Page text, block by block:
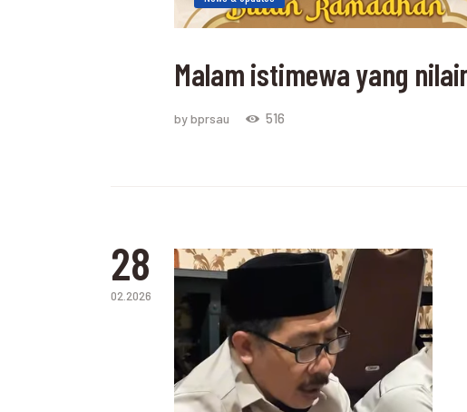
Malam istimewa yang
by bprsau 516
28
02.2026